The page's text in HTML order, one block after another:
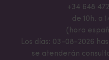
+34 648
de 10h. a
(hora
Los días: 03-08-2026
se atenderán